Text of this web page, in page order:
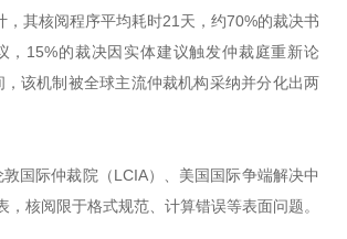
，其核阅程序平均耗时21天，约70%的裁决书
，15%的裁决因实体建议触发仲裁庭重新论
该机制被全球主流仲裁机构采纳并分化出两
国际仲裁院（LCIA）、美国国际争端解决中
，核阅限于格式规范、计算错误等表面问题。